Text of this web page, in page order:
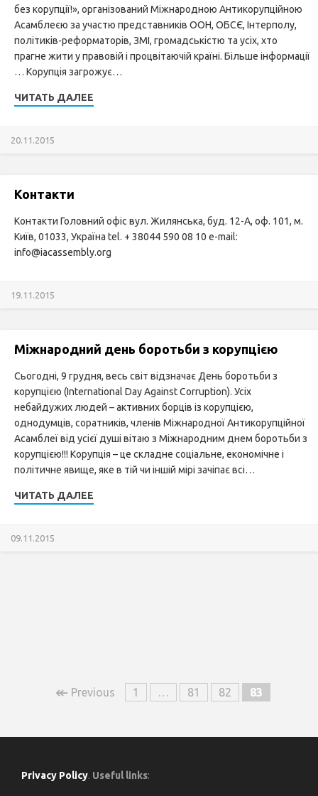
без корупції!», організований Міжнародною Антикорупційною
Асамблеєю за участю представників ООН, ОБСЄ, Інтерполу,
політиків-реформаторів, ЗМІ, громадськістю та усіх, хто
прагне жити у правовій і процвітаючій країні. Більше інформації
… Корупція загрожує…
ЧИТАТЬ ДАЛЕЕ
20.11.2015
Контакти
Контакти Головний офіс вул. Жилянська, буд. 12-А, оф. 101, м.
Київ, 01033, Україна tel. + 38044 590 08 10 e-mail:
info@iacassembly.org
19.11.2015
Міжнародний день боротьби з корупцією
Сьогодні, 9 грудня, весь світ відзначає День боротьби з
корупцією (International Day Against Corruption). Усіх
небайдужих людей – активних борців із корупцією,
однодумців, соратників, членів Міжнародної Антикорупційної
Асамблеї від усієї душі вітаю з Міжнародним днем боротьби з
корупцією!!! Корупція – це складне соціальне, економічне і
політичне явище, яке в тій чи іншій мірі зачіпає всі…
ЧИТАТЬ ДАЛЕЕ
09.11.2015
↞ Previous 1 … 81 82 83
Privacy Policy. Useful links: